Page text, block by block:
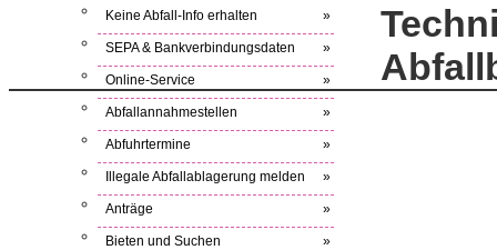
Keine Abfall-Info erhalten »
SEPA & Bankverbindungsdaten »
Online-Service »
Abfallannahmestellen »
Abfuhrtermine »
Illegale Abfallablagerung melden »
Anträge »
Bieten und Suchen »